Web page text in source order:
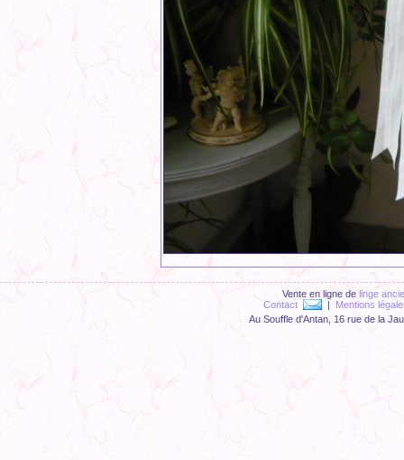
Vente en ligne delinge
Contact
| Mentions
Au Souffle d'Antan, 16 rue de la